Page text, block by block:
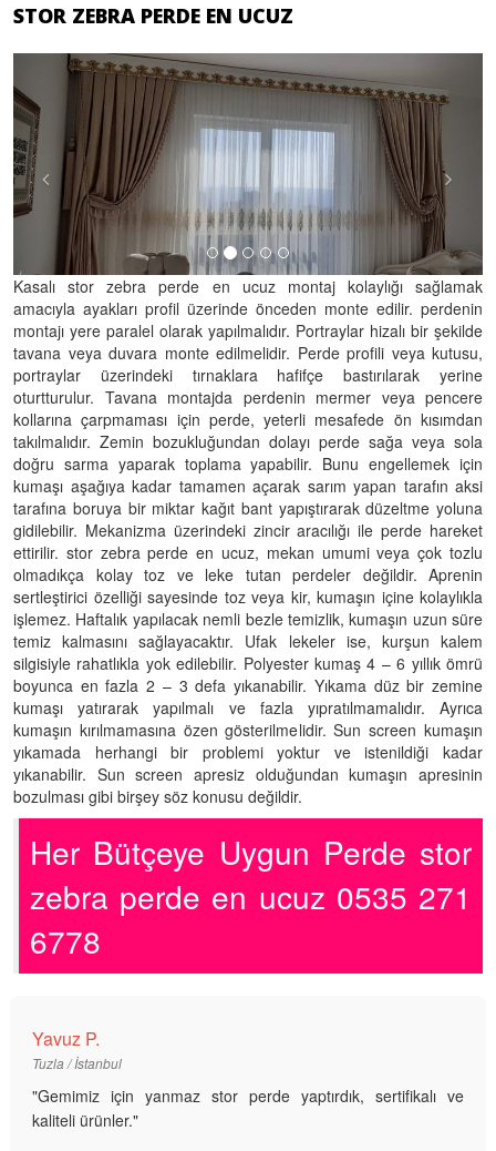
STOR ZEBRA PERDE EN UCUZ
Previous
Kasalı stor zebra perde en ucuz montaj kolaylığı sağlamak
amacıyla ayakları profil üzerinde önceden monte edilir. perdenin
montajı yere paralel olarak yapılmalıdır. Portraylar hizalı bir şekilde
tavana veya duvara monte edilmelidir. Perde profili veya kutusu,
portraylar üzerindeki tırnaklara hafifçe bastırılarak yerine
oturtturulur. Tavana montajda perdenin mermer veya pencere
kollarına çarpmaması için perde, yeterli mesafede ön kısımdan
takılmalıdır. Zemin bozukluğundan dolayı perde sağa veya sola
doğru sarma yaparak toplama yapabilir. Bunu engellemek için
kumaşı aşağıya kadar tamamen açarak sarım yapan tarafın aksi
tarafına boruya bir miktar kağıt bant yapıştırarak düzeltme yoluna
gidilebilir. Mekanizma üzerindeki zincir aracılığı ile perde hareket
ettirilir. stor zebra perde en ucuz, mekan umumi veya çok tozlu
olmadıkça kolay toz ve leke tutan perdeler değildir. Aprenin
sertleştirici özelliği sayesinde toz veya kir, kumaşın içine kolaylıkla
işlemez. Haftalık yapılacak nemli bezle temizlik, kumaşın uzun süre
temiz kalmasını sağlayacaktır. Ufak lekeler ise, kurşun kalem
silgisiyle rahatlıkla yok edilebilir. Polyester kumaş 4 – 6 yıllık ömrü
boyunca en fazla 2 – 3 defa yıkanabilir. Yıkama düz bir zemine
kumaşı yatırarak yapılmalı ve fazla yıpratılmamalıdır. Ayrıca
kumaşın kırılmamasına özen gösterilmelidir. Sun screen kumaşın
yıkamada herhangi bir problemi yoktur ve istenildiği kadar
yıkanabilir. Sun screen apresiz olduğundan kumaşın apresinin
bozulması gibi birşey söz konusu değildir.
Her Bütçeye Uygun Perde stor
zebra perde en ucuz 0535 271
6778
Yavuz P.
Tuzla / İstanbul
"Gemimiz için yanmaz stor perde yaptırdık, sertifikalı ve
kaliteli ürünler."